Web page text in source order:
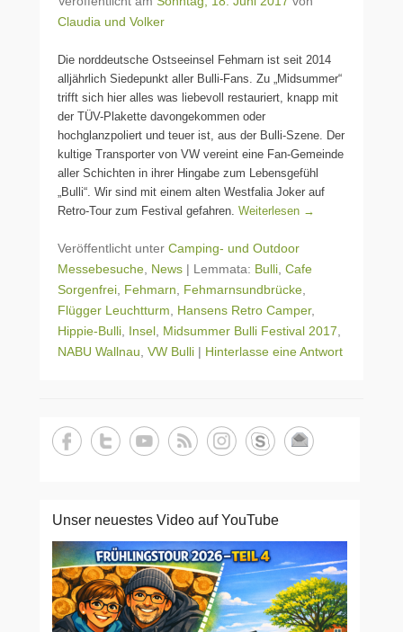
Claudia und Volker
Die norddeutsche Ostseeinsel Fehmarn ist seit 2014
alljährlich Siedepunkt aller Bulli-Fans. Zu „Midsummer“
trifft sich hier alles was liebevoll restauriert, knapp mit
der TÜV-Plakette davongekommen oder
hochglanzpoliert und teuer ist, aus der Bulli-Szene. Der
kultige Transporter von VW vereint eine Fan-Gemeinde
aller Schichten in ihrer Hingabe zum Lebensgefühl
„Bulli“. Wir sind mit einem alten Westfalia Joker auf
Retro-Tour zum Festival gefahren. Weiterlesen →
Veröffentlicht unter Camping- und Outdoor
Messebesuche News | Lemmata: Bulli Cafe
Sorgenfrei Fehmarn Fehmarnsundbrücke
Flügger Leuchtturm
Hansens Retro Camper,
Hippie-Bulli Insel Midsummer Bulli Festival 2017
NABU Wallnau VW Bulli | Hinterlasse eine Antwort
Unser neuestes Video auf YouTube